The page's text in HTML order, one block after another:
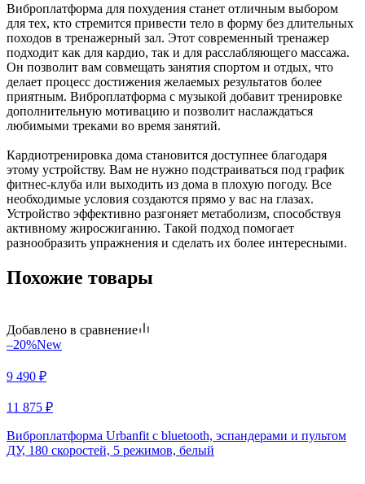
Виброплатформа для похудения станет отличным выбором
для тех, кто стремится привести тело в форму без длительных
походов в тренажерный зал. Этот современный тренажер
подходит как для кардио, так и для расслабляющего массажа.
Он позволит вам совмещать занятия спортом и отдых, что
делает процесс достижения желаемых результатов более
приятным. Виброплатформа с музыкой добавит тренировке
дополнительную мотивацию и позволит наслаждаться
любимыми треками во время занятий.
Кардиотренировка дома становится доступнее благодаря
этому устройству. Вам не нужно подстраиваться под график
фитнес-клуба или выходить из дома в плохую погоду. Все
необходимые условия создаются прямо у вас на глазах.
Устройство эффективно разгоняет метаболизм, способствуя
активному жиросжиганию. Такой подход помогает
разнообразить упражнения и сделать их более интересными.
Похожие товары
Добавлено в сравнение
–20%New
9 490 ₽
11 875 ₽
Виброплатформа Urbanfit с bluetooth, эспандерами и пультом
ДУ, 180 скоростей, 5 режимов, белый